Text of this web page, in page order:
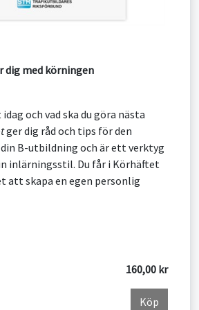
dig med körningen
och vad ska du göra nästa
ger dig råd och tips för den
B-utbildning och är ett verktyg
inlärningsstil. Du får i Körhäftet
att skapa en egen personlig
160,00 kr
Köp